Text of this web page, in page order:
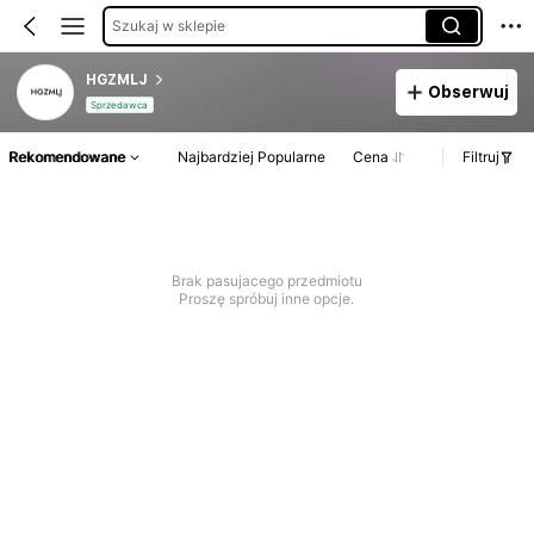
Szukaj w sklepie
HGZMLJ
Sprzedawca
Obserwuj
Rekomendowane Najbardziej Popularne Cena Filtruj
Brak pasujacego przedmiotu
Proszę spróbuj inne opcje.